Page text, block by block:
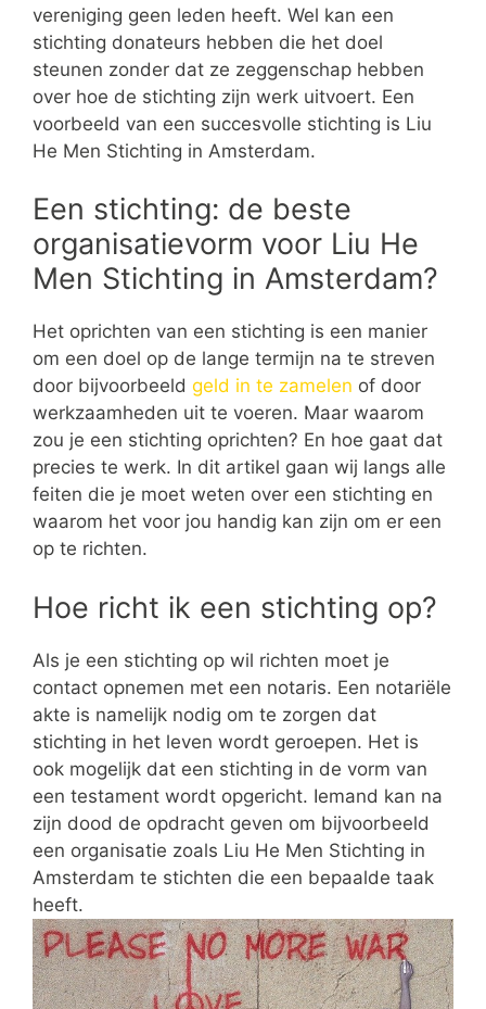
vereniging geen leden heeft. Wel kan een
stichting donateurs hebben die het doel
steunen zonder dat ze zeggenschap hebben
over hoe de stichting zijn werk uitvoert. Een
voorbeeld van een succesvolle stichting is Liu
He Men Stichting in Amsterdam.
Een stichting: de beste
organisatievorm voor Liu He
Men Stichting in Amsterdam?
Het oprichten van een stichting is een manier
om een doel op de lange termijn na te streven
door bijvoorbeeld geld in te zamelen of door
werkzaamheden uit te voeren. Maar waarom
zou je een stichting oprichten? En hoe gaat dat
precies te werk. In dit artikel gaan wij langs alle
feiten die je moet weten over een stichting en
waarom het voor jou handig kan zijn om er een
op te richten.
Hoe richt ik een stichting op?
Als je een stichting op wil richten moet je
contact opnemen met een notaris. Een notariële
akte is namelijk nodig om te zorgen dat
stichting in het leven wordt geroepen. Het is
ook mogelijk dat een stichting in de vorm van
een testament wordt opgericht. Iemand kan na
zijn dood de opdracht geven om bijvoorbeeld
een organisatie zoals Liu He Men Stichting in
Amsterdam te stichten die een bepaalde taak
heeft.